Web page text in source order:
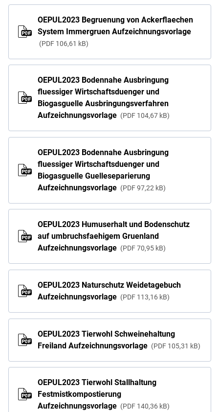
OEPUL2023 Begruenung von Ackerflaechen
System Immergruen Aufzeichnungsvorlage
PDF 106,61 kB
OEPUL2023 Bodennahe Ausbringung
fluessiger Wirtschaftsduenger und
Biogasguelle Ausbringungsverfahren
Aufzeichnungsvorlage
PDF 104,67 kB
OEPUL2023 Bodennahe Ausbringung
fluessiger Wirtschaftsduenger und
Biogasguelle Guelleseparierung
Aufzeichnungsvorlage
PDF 97,22 kB
OEPUL2023 Humuserhalt und Bodenschutz
auf umbruchsfaehigem Gruenland
Aufzeichnungsvorlage
PDF 70,95 kB
OEPUL2023 Naturschutz Weidetagebuch
Aufzeichnungsvorlage
PDF 113,16 kB
OEPUL2023 Tierwohl Schweinehaltung
Freiland Aufzeichnungsvorlage
PDF 105,31 kB
OEPUL2023 Tierwohl Stallhaltung
Festmistkompostierung
Aufzeichnungsvorlage
PDF 140,36 kB